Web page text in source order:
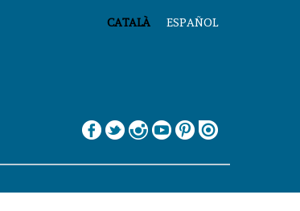
ESPAÑOL
CATALÀ